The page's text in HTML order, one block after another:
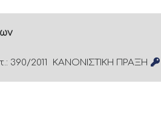
390/2011 ΚΑΝΟΝΙΣΤΙΚΗ ΠΡΑΞΗ